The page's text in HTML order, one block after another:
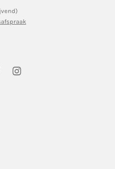
I